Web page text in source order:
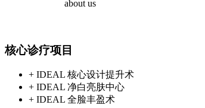
about us
核心诊疗项目
+ IDEAL 核心设计提升术
+ IDEAL 净白亮肤中心
+ IDEAL 全脸丰盈术